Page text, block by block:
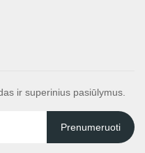
ir superinius pasiūlymus.
Prenumeruoti